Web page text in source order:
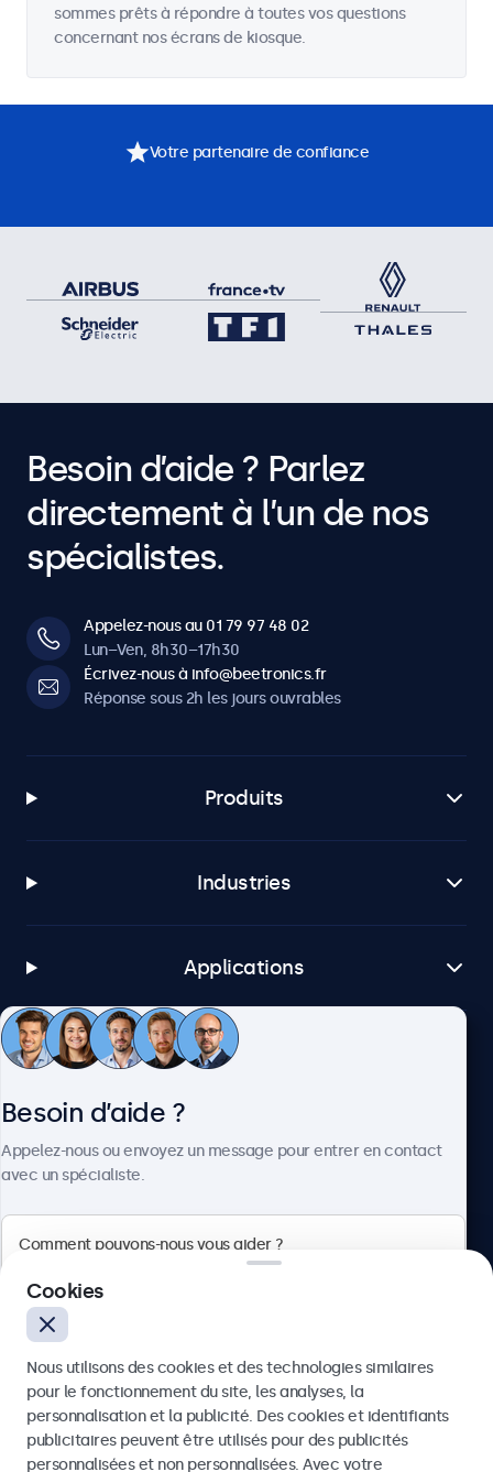
sommes prêts à répondre à toutes vos questions
concernant nos écrans de kiosque.
Votre partenaire de confiance
Besoin d’aide ? Parlez
directement à l’un de nos
spécialistes.
Appelez-nous au 01 79 97 48 02
Lun–Ven, 8h30–17h30
Écrivez-nous à info@beetronics.fr
Réponse sous 2h les jours ouvrables
Produits
Industries
Applications
Service client
4.8/5 noté par 5000+ entreprises
Français
Besoin d’aide ?
Appelez-nous ou envoyez un message pour entrer en contact
avec un spécialiste.
Envoyer
Cookies
Nous utilisons des cookies et des technologies similaires
pour le fonctionnement du site, les analyses, la
personnalisation et la publicité. Des cookies et identifiants
publicitaires peuvent être utilisés pour des publicités
personnalisées et non personnalisées. Avec votre